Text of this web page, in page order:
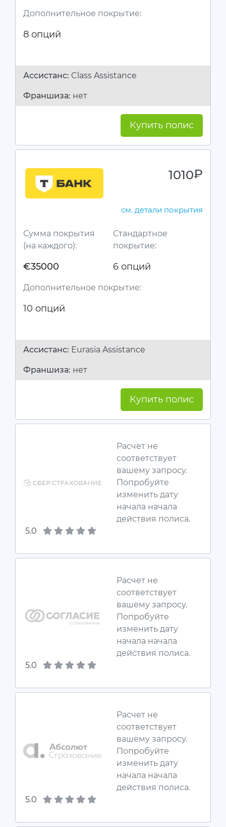
Дополнительное покрытие:
8 опций
Ассистанc: Class Assistance
Франшиза: нет
Купить полис
1010руб.
см. детали покрытия
Сумма покрытия
(на каждого):
€35000
Стандартное
покрытие:
6 опций
Дополнительное покрытие:
10 опций
Ассистанc: Eurasia Assistance
Франшиза: нет
Купить полис
Расчет не
соответствует
вашему запросу.
Попробуйте
изменить дату
начала начала
действия полиса.
5.0
Расчет не
соответствует
вашему запросу.
Попробуйте
изменить дату
начала начала
действия полиса.
5.0
Расчет не
соответствует
вашему запросу.
Попробуйте
изменить дату
начала начала
действия полиса.
5.0